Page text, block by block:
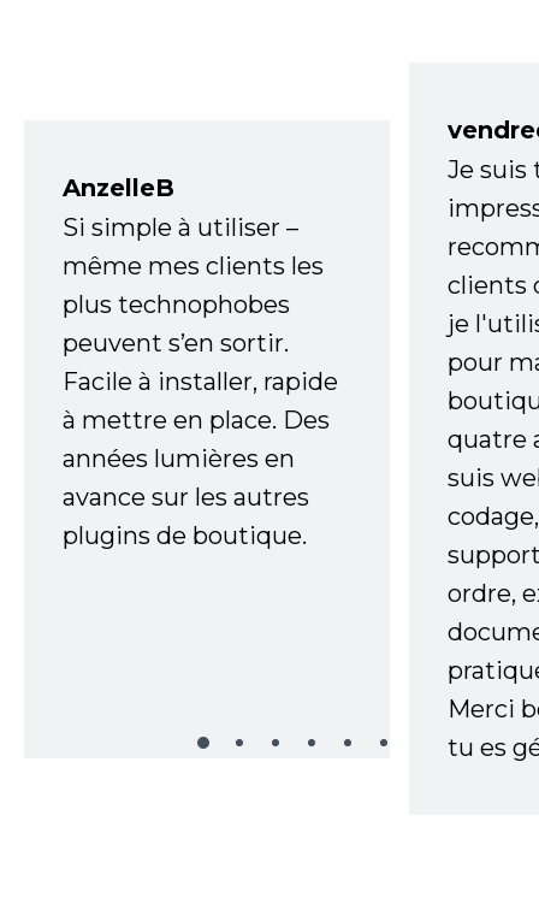
AnzelleB
Si simple à utiliser –
même mes clients les
plus technophobes
peuvent s’en sortir.
Facile à installer, rapide
à mettre en place. Des
années lumières en
avance sur les autres
plugins de boutique.
Je
clients
je
pour
quatre
suis
ordre,
Merci
tu es